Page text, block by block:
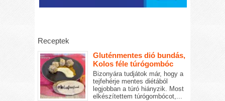
Receptek
Gluténmentes dió bundás,
Kolos féle túrógombóc
Bizonyára tudjátok már, hogy a
tejfehérje mentes diétából
legjobban a túró hiányzik. Most
elkészítettem túrógombócot,...